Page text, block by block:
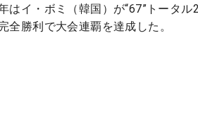
はイ・ボミ（韓国）が“67”トータ
全勝利で大会連覇を達成した。